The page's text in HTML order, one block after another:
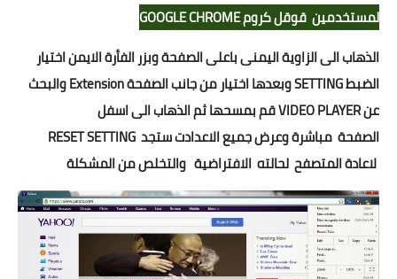
لمستخدمين قوقل كروم GOOGLE CHROME
الذهاب الى الزاوية اليمنى باعلى الصفحة وبزر الفأرة الايمن اختيار
الضبط SETTING وبعدها اختيار من جانب الصفحة
Extension والبحث
عن VIDEO PLAYER قم بمسحها ثم الذهاب الى اسفل
الصفحة
مباشرة وعرض جميع الاعدادت ستجد RESET SETTING
لاعادة المتصفح لحالته الافتراضية والتخلص من المشكلة